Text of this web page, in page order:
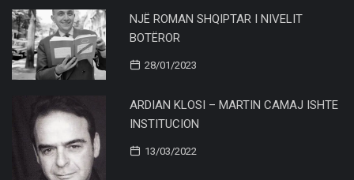
NJË ROMAN SHQIPTAR I NIVELIT
BOTËROR
28/01/2023
ARDIAN KLOSI – MARTIN CAMAJ ISHTE
INSTITUCION
13/03/2022